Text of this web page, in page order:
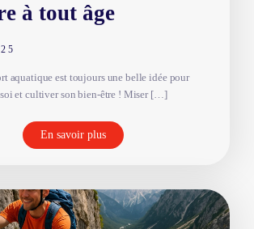
à tout âge
aquatique est toujours une belle idée pour
et cultiver son bien-être ! Miser […]
En savoir plus